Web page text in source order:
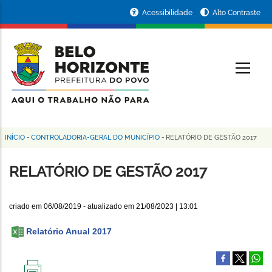
conteúdo
principal
da
Prefeitura
de
Horizonte
Acessibilidade Alto Contraste
Trilha
de
INÍCIO - CONTROLADORIA-GERAL DO MUNICÍPIO - RELATÓRIO DE GESTÃO 2017
RELATÓRIO DE GESTÃO 2017
criado em 06/08/2019 - atualizado em 21/08/2023 | 13:01
Relatório Anual 2017